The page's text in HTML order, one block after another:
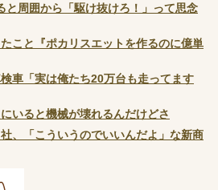
と周囲から「駆け抜けろ！」って思念
こと『ポカリスエットを作るのに億単
検車「実は俺たち20万台も走ってます
いると機械が壊れるんだけどさ
社、「こういうのでいいんだよ」な新商